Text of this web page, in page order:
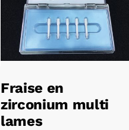
Fraise en
zirconium multi
lames